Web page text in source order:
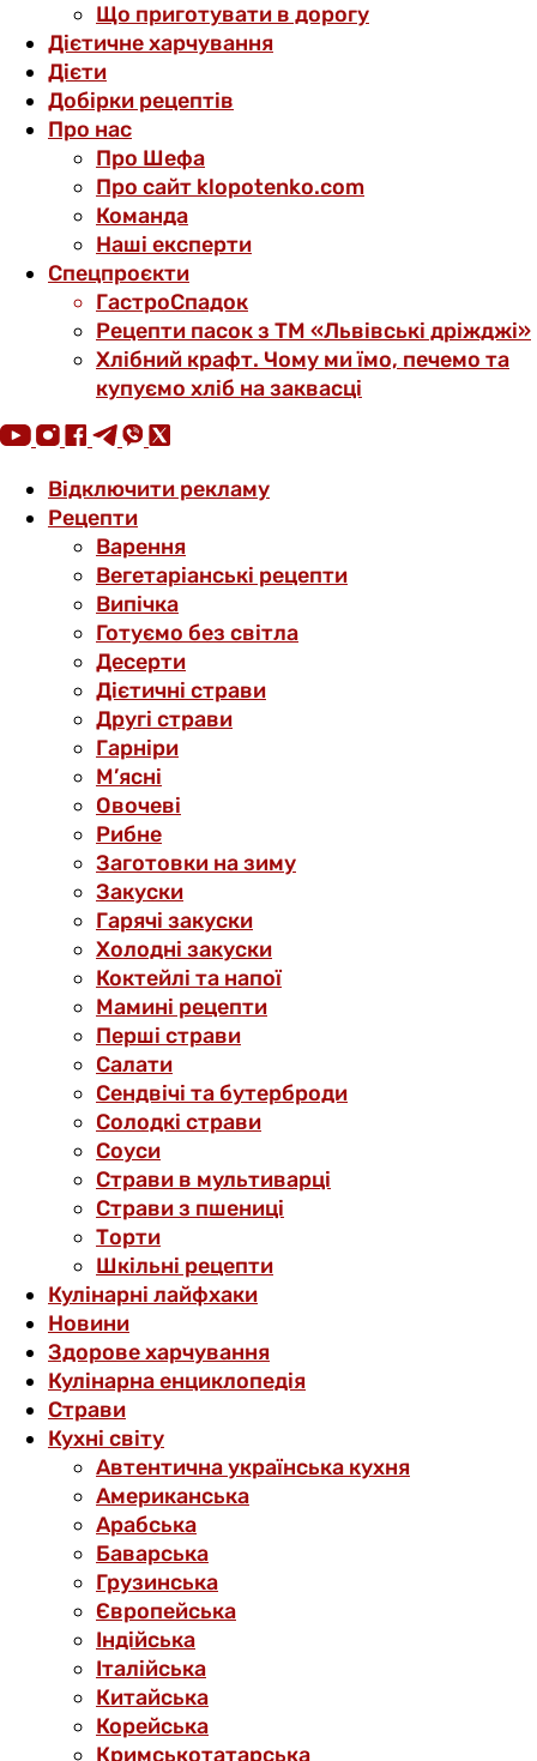
Що приготувати в дорогу
Дієтичне харчування
Дієти
Добірки рецептів
Про нас
Про Шефа
Про сайт klopotenko.com
Команда
Наші експерти
Спецпроєкти
ГастроСпадок
Рецепти пасок з ТМ «Львівські дріжджі»
Хлібний крафт. Чому ми їмо, печемо та
купуємо хліб на заквасці
Відключити рекламу
Рецепти
Варення
Вегетаріанські рецепти
Випічка
Готуємо без світла
Десерти
Дієтичні страви
Другі страви
Гарніри
М’ясні
Овочеві
Рибне
Заготовки на зиму
Закуски
Гарячі закуски
Холодні закуски
Коктейлі та напої
Мамині рецепти
Перші страви
Салати
Сендвічі та бутерброди
Солодкі страви
Соуси
Страви в мультиварці
Страви з пшениці
Торти
Шкільні рецепти
Кулінарні лайфхаки
Новини
Здорове харчування
Кулінарна енциклопедія
Страви
Кухні світу
Автентична українська кухня
Американська
Арабська
Баварська
Грузинська
Європейська
Індійська
Італійська
Китайська
Корейська
Кримськотатарська